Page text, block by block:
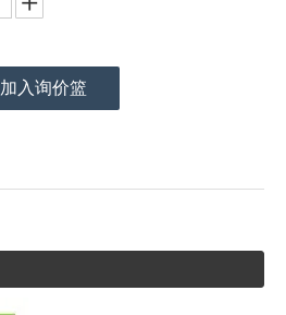
加入询价篮